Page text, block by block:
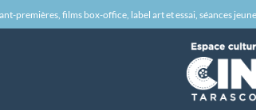
premières, films box-office, label art et essai, séances